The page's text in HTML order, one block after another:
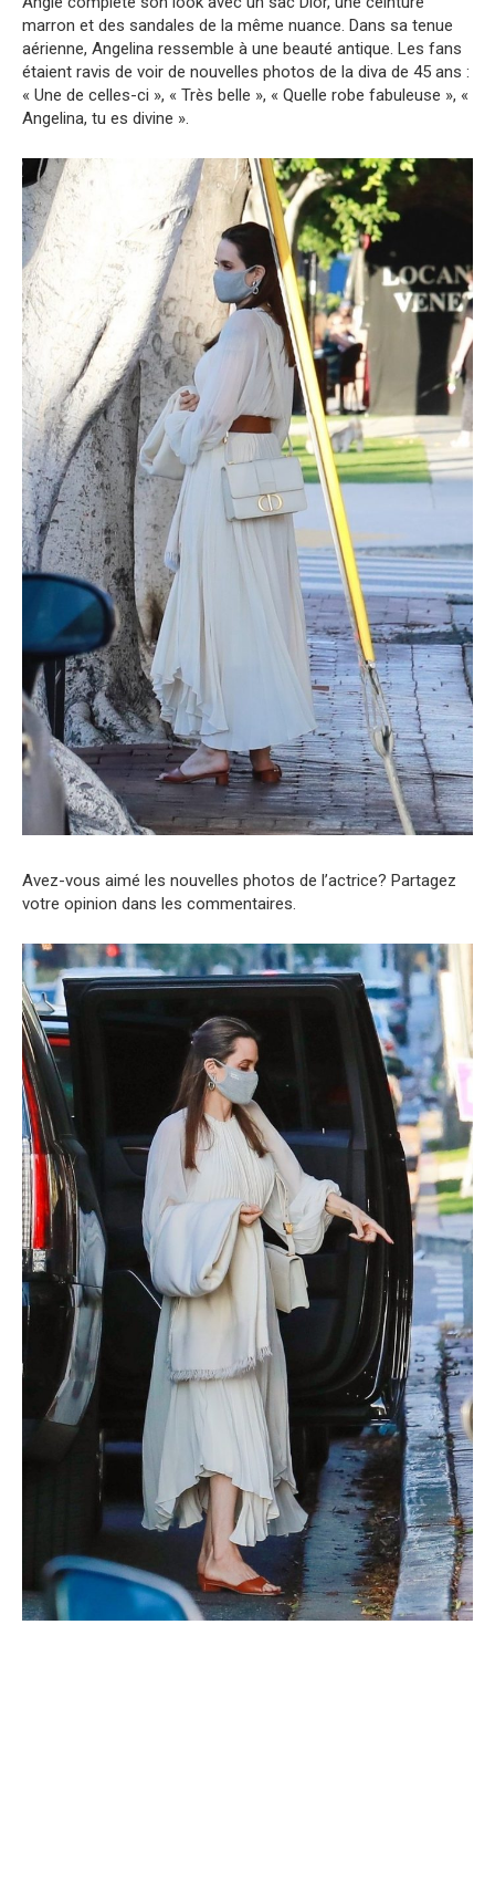
marron et des sandales de la même nuance. Dans sa tenue
aérienne, Angelina ressemble à une beauté antique. Les fans
étaient ravis de voir de nouvelles photos de la diva de 45 ans :
« Une de celles-ci », « Très belle », « Quelle robe fabuleuse », «
Angelina, tu es divine ».
Avez-vous aimé les nouvelles photos de l’actrice? Partagez
votre opinion dans les commentaires.